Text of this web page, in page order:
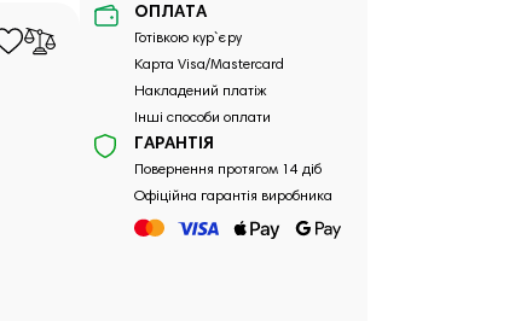
ОПЛАТА
Готівкою кур`єру
Карта Visa/Mastercard
Накладений платіж
Інші способи оплати
ГАРАНТІЯ
Повернення протягом 14 діб
Офіційна гарантія виробника